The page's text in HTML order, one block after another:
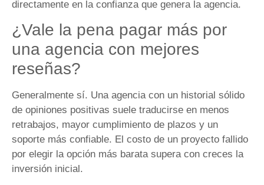
directamente en la confianza que genera la agencia.
¿Vale la pena pagar más por
una agencia con mejores
reseñas?
Generalmente sí. Una agencia con un historial sólido
de opiniones positivas suele traducirse en menos
retrabajos, mayor cumplimiento de plazos y un
soporte más confiable. El costo de un proyecto fallido
por elegir la opción más barata supera con creces la
inversión inicial.